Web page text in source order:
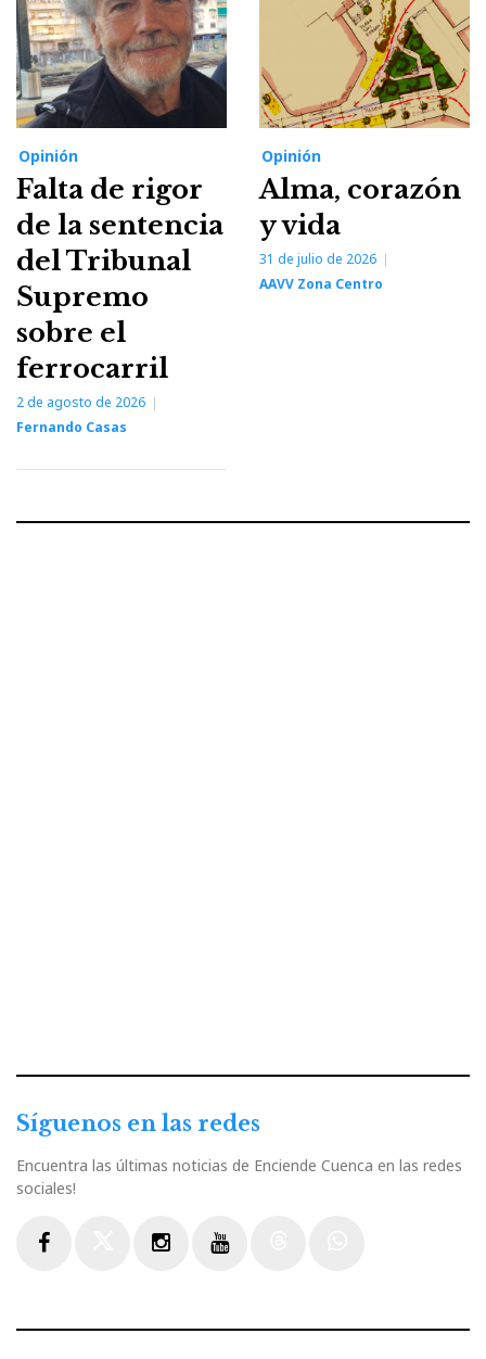
Opinión
Falta de rigor
de la sentencia
del Tribunal
Supremo
sobre el
ferrocarril
2 de agosto de 2026
Fernando Casas
Opinión
Alma, corazón
y vida
31 de julio de 2026
AAVV Zona Centro
Síguenos en las redes
Encuentra las últimas noticias de Enciende Cuenca en las redes
sociales!